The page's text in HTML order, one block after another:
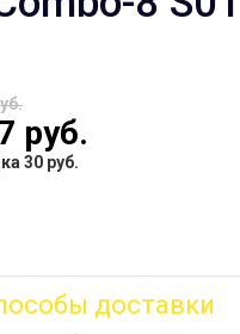
руб.
30 руб.
доставки